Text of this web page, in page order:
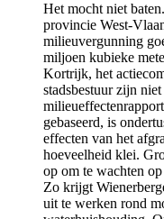
Het mocht niet
provincie West-
milieuvergunning
miljoen kubieke
Kortrijk, het
stadsbestuur zijn
gebaseerd, is
effecten van het
hoeveelheid klei.
op om te wachten
Zo krijgt
uit te werken rond